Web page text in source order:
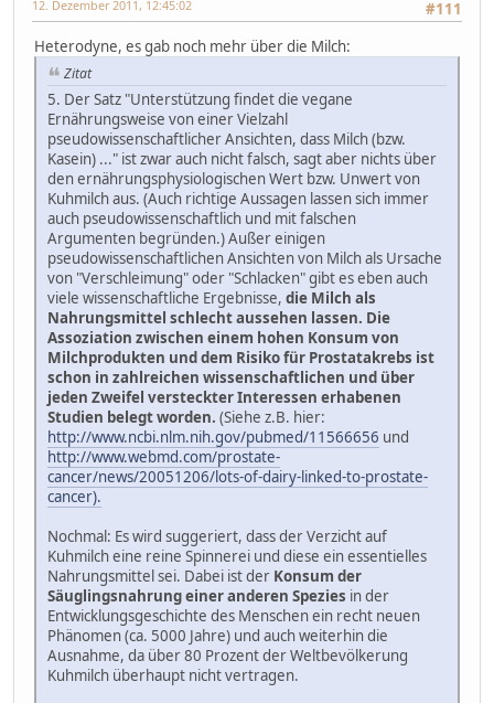
#111
12. Dezember 2011, 12:45:02
Heterodyne, es gab noch mehr über die Milch:
Zitat
5. Der Satz "Unterstützung findet die vegane
Ernährungsweise von einer Vielzahl
pseudowissenschaftlicher Ansichten, dass Milch (bzw.
Kasein) ..." ist zwar auch nicht falsch, sagt aber nichts über
den ernährungsphysiologischen Wert bzw. Unwert von
Kuhmilch aus. (Auch richtige Aussagen lassen sich immer
auch pseudowissenschaftlich und mit falschen
Argumenten begründen.) Außer einigen
pseudowissenschaftlichen Ansichten von Milch als Ursache
von "Verschleimung" oder "Schlacken" gibt es eben auch
viele wissenschaftliche Ergebnisse, die Milch als
Nahrungsmittel schlecht aussehen lassen. Die
Assoziation zwischen einem hohen Konsum von
Milchprodukten und dem Risiko für Prostatakrebs ist
schon in zahlreichen wissenschaftlichen und über
jeden Zweifel versteckter Interessen erhabenen
Studien belegt worden. (Siehe z.B. hier:
http://www.ncbi.nlm.nih.gov/pubmed/11566656 und
http://www.webmd.com/prostate-
cancer/news/20051206/lots-of-dairy-linked-to-prostate-
cancer).
Nochmal: Es wird suggeriert, dass der Verzicht auf
Kuhmilch eine reine Spinnerei und diese ein essentielles
Nahrungsmittel sei. Dabei ist der Konsum der
Säuglingsnahrung einer anderen Spezies in der
Entwicklungsgeschichte des Menschen ein recht neuen
Phänomen (ca. 5000 Jahre) und auch weiterhin die
Ausnahme, da über 80 Prozent der Weltbevölkerung
Kuhmilch überhaupt nicht vertragen.